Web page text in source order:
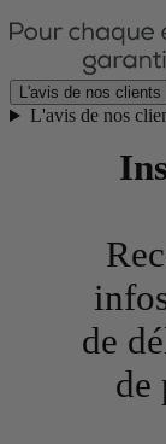
L'avis de nos clients
L'avis de nos
de
de